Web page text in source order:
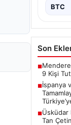
BTC
Son
■
9 Kişi
■İspanya
■Üsküdar
Tan